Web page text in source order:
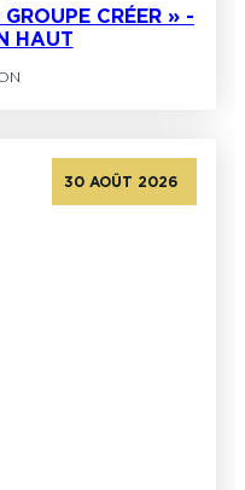
CRÉER » -
HAUT
30 AOÛT 2026